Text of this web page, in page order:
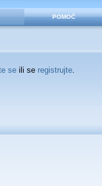
POMOĆ
se ili se registrujte.